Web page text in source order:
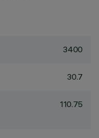
3400
30.7
110.75